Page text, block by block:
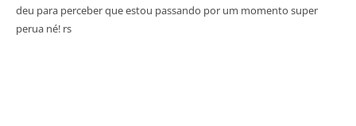
deu para perceber que estou passando por um momento super
perua né! rs